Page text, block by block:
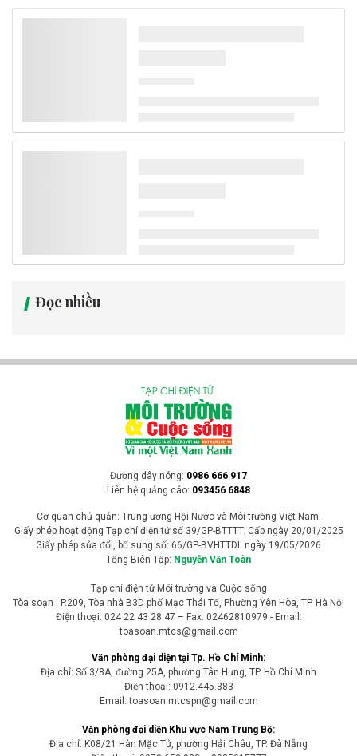
Bão số 3 Kujira hình thành trên Biển Đông,
2026 (Kujira), gây gió mạnh, sóng lớn ở khu vực Bắc Biển Đông
Biến đổi khí hậu
Thông cáo báo chí số 02, Kỳ họp không
thường lệ thứ Nhất, Quốc hội Khóa XVI
Thứ Ba, ngày 04/8/2026, Kỳ họp không thường lệ thứ Nhất, Quốc
hội khóa XVI diễn ra tại Nhà Quốc hội, Thủ đô Hà Nội bước vào ngày
làm việc thứ hai dưới sự chủ trì của Chủ tịch Quốc hội Trần Thanh